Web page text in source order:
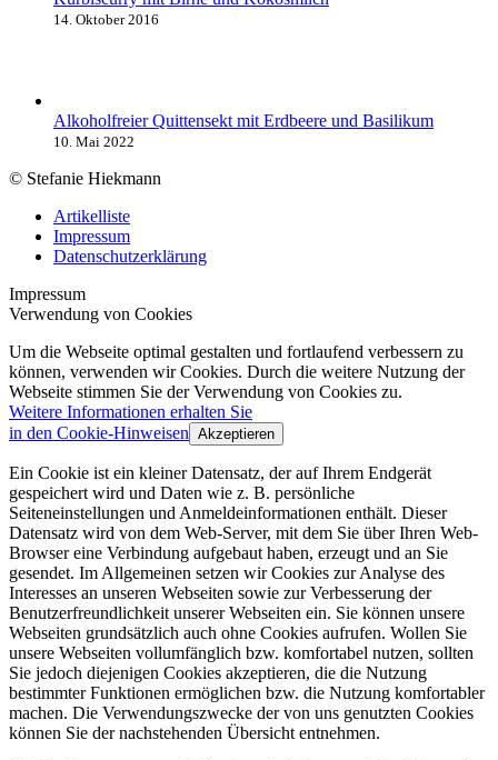
14. Oktober 2016
Alkoholfreier Quittensekt mit Erdbeere und Basilikum
10. Mai 2022
© Stefanie Hiekmann
Artikelliste
Impressum
Datenschutzerklärung
Impressum
Verwendung von Cookies
Um die Webseite optimal gestalten und fortlaufend verbessern zu
können, verwenden wir Cookies. Durch die weitere Nutzung der
Webseite stimmen Sie der Verwendung von Cookies zu.
Weitere Informationen erhalten Sie
in den Cookie-Hinweisen Akzeptieren
Ein Cookie ist ein kleiner Datensatz, der auf Ihrem Endgerät
gespeichert wird und Daten wie z. B. persönliche
Seiteneinstellungen und Anmeldeinformationen enthält. Dieser
Datensatz wird von dem Web-Server, mit dem Sie über Ihren Web-
Browser eine Verbindung aufgebaut haben, erzeugt und an Sie
gesendet. Im Allgemeinen setzen wir Cookies zur Analyse des
Interesses an unseren Webseiten sowie zur Verbesserung der
Benutzerfreundlichkeit unserer Webseiten ein. Sie können unsere
Webseiten grundsätzlich auch ohne Cookies aufrufen. Wollen Sie
unsere Webseiten vollumfänglich bzw. komfortabel nutzen, sollten
Sie jedoch diejenigen Cookies akzeptieren, die die Nutzung
bestimmter Funktionen ermöglichen bzw. die Nutzung komfortabler
machen. Die Verwendungszwecke der von uns genutzten Cookies
können Sie der nachstehenden Übersicht entnehmen.